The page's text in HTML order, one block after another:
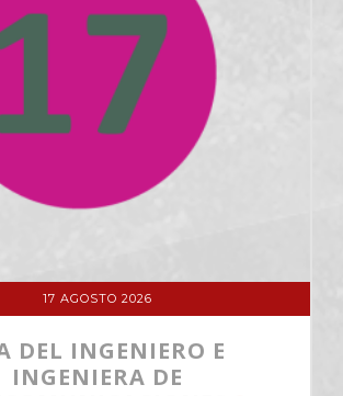
17 AGOSTO 2026
DEL INGENIERO E
INGENIERA DE